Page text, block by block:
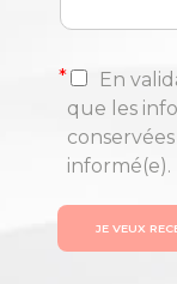
*
En
que les
informé(e).
JE VEUX